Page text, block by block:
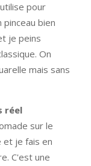
pour
bien
je peins
On
mais sans
réel
sur le
et je fais en
C'est une